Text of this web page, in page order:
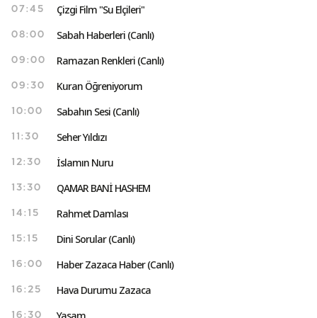
07:45 Çizgi Film "Su Elçileri"
08:00 Sabah Haberleri (Canlı)
09:00 Ramazan Renkleri (Canlı)
09:30 Kuran Öğreniyorum
10:00 Sabahın Sesi (Canlı)
11:30 Seher Yıldızı
12:30 İslamın Nuru
13:30 QAMAR BANİ HASHEM
14:15 Rahmet Damlası
15:15 Dini Sorular (Canlı)
16:00 Haber Zazaca Haber (Canlı)
16:25 Hava Durumu Zazaca
16:30